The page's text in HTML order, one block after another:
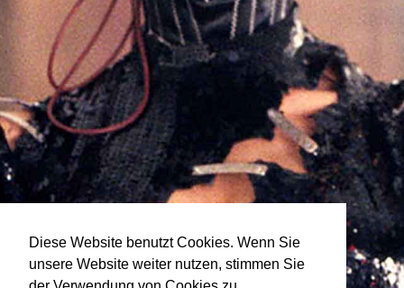
Diese Website benutzt Cookies. Wenn Sie
unsere Website weiter nutzen, stimmen Sie